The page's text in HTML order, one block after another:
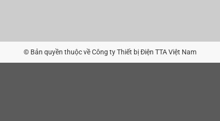
© Bản quyền thuộc về Công ty Thiết bị Điện TTA Việt Nam